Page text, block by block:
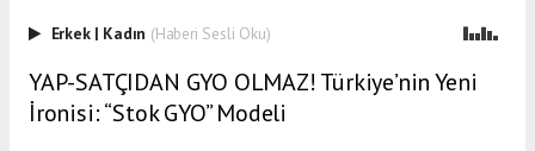
Erkek | Kadın (Haberi Sesli Oku)
YAP-SATÇIDAN GYO OLMAZ! Türkiye’nin Yeni
İronisi: “Stok GYO” Modeli